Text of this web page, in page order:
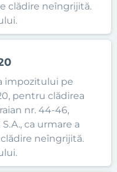
clădire neîngrijită.
impozitului pe
pentru clădirea
nr. 44-46,
ca urmare a
neîngrijită.